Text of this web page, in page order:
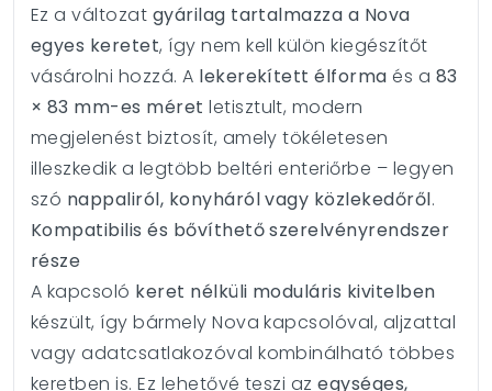
Ez a változat gyárilag tartalmazza a Nova
egyes keretet, így nem kell külön kiegészítőt
vásárolni hozzá. A lekerekített élforma és a 83
× 83 mm-es méret letisztult, modern
megjelenést biztosít, amely tökéletesen
illeszkedik a legtöbb beltéri enteriőrbe – legyen
szó nappaliról, konyháról vagy közlekedőről.
Kompatibilis és bővíthető szerelvényrendszer
része
A kapcsoló keret nélküli moduláris kivitelben
készült, így bármely Nova kapcsolóval, aljzattal
vagy adatcsatlakozóval kombinálható többes
keretben is. Ez lehetővé teszi azegységes,